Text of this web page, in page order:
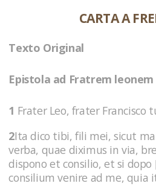
CARTA A
Texto Original
Epistola ad Fratrem leonem
1 Frater Leo, frater Francisco
2Ita dico tibi, fili mei, sicut
verba, quae diximus in via,
dispono et consilio, et si
consilium venire ad me, quia